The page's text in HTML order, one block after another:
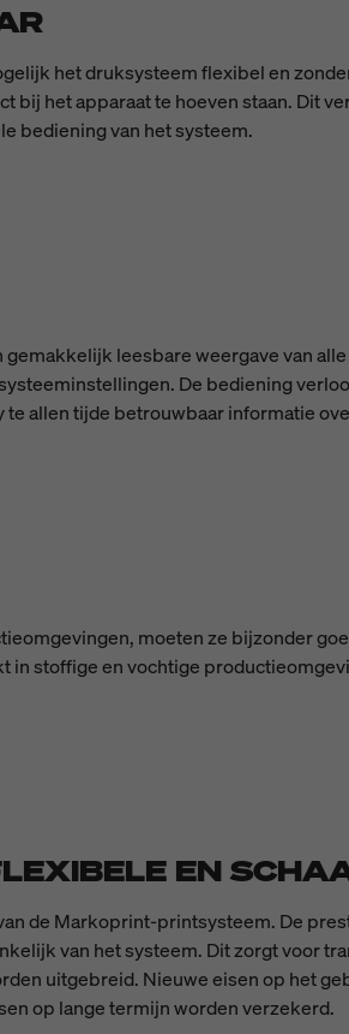
het druksysteem flexibel en
het apparaat te hoeven staan. Dit
bediening van het systeem.
leesbare weergave van
De bediening
allen tijde betrouwbaar informatie
moeten ze bijzonder
stoffige en vochtige
EN
de Markoprint-printsysteem. De
van het systeem. Dit zorgt voor
uitgebreid. Nieuwe eisen op het
op lange termijn worden verzekerd.